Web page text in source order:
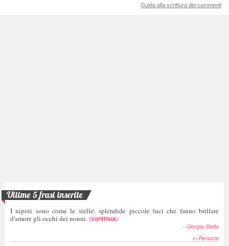
Guida alla scrittura dei commenti
Ultime 5 frasi inserite
I nipoti sono come le stelle: splendide piccole luci che fanno brillare
d'amore gli occhi dei nonni. (continua)
--Giorgia Stella
in Persone